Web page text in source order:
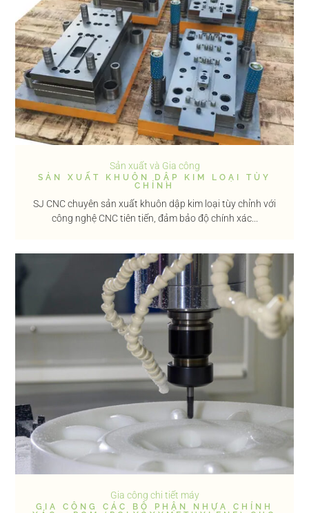
Sản xuất và Gia công
SẢN XUẤT KHUÔN DẬP KIM LOẠI TÙY
CHỈNH
SJ CNC chuyên sản xuất khuôn dập kim loại tùy chỉnh với
công nghệ CNC tiên tiến, đảm bảo độ chính xác...
Gia công chi tiết máy
GIA CÔNG CÁC BỘ PHẬN NHỰA CHÍNH